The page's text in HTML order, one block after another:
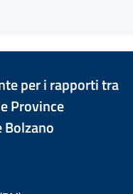
per i rapporti tra
Province